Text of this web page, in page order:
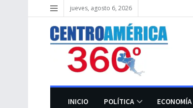
jueves, agosto 6, 2026
INICIO POLÍTICA ECONOMÍA